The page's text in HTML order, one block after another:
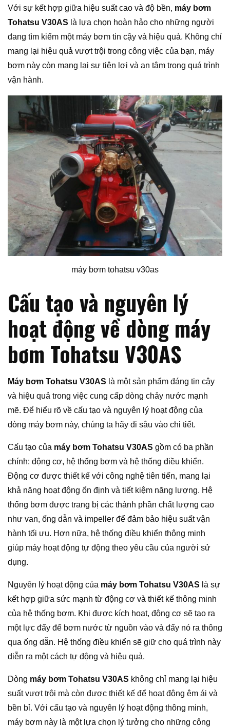
Với sự kết hợp giữa hiệu suất cao và độ bền, máy bơm
Tohatsu V30AS là lựa chọn hoàn hảo cho những người
đang tìm kiếm một máy bơm tin cậy và hiệu quả. Không chỉ
mang lại hiệu quả vượt trội trong công việc của bạn, máy
bơm này còn mang lại sự tiện lợi và an tâm trong quá trình
vận hành.
máy bơm tohatsu v30as
Cấu tạo và nguyên lý
hoạt động về dòng máy
bơm Tohatsu V30AS
Máy bơm Tohatsu V30AS là một sản phẩm đáng tin cậy
và hiệu quả trong việc cung cấp dòng chảy nước mạnh
mẽ. Để hiểu rõ về cấu tạo và nguyên lý hoạt động của
dòng máy bơm này, chúng ta hãy đi sâu vào chi tiết.
Cấu tạo của máy bơm Tohatsu V30AS gồm có ba phần
chính: động cơ, hệ thống bơm và hệ thống điều khiển.
Động cơ được thiết kế với công nghệ tiên tiến, mang lại
khả năng hoạt động ổn định và tiết kiệm năng lượng. Hệ
thống bơm được trang bị các thành phần chất lượng cao
như van, ống dẫn và impeller để đảm bảo hiệu suất vận
hành tối ưu. Hơn nữa, hệ thống điều khiển thông minh
giúp máy hoạt động tự động theo yêu cầu của người sử
dụng.
Nguyên lý hoạt động của máy bơm Tohatsu V30AS là sự
kết hợp giữa sức mạnh từ động cơ và thiết kế thông minh
của hệ thống bơm. Khi được kích hoạt, động cơ sẽ tạo ra
một lực đẩy để bơm nước từ nguồn vào và đẩy nó ra thông
qua ống dẫn. Hệ thống điều khiển sẽ giữ cho quá trình này
diễn ra một cách tự động và hiệu quả.
Dòng máy bơm Tohatsu V30AS không chỉ mang lại hiệu
suất vượt trội mà còn được thiết kế để hoạt động êm ái và
bền bỉ. Với cấu tạo và nguyên lý hoạt động thông minh,
máy bơm này là một lựa chọn lý tưởng cho những công